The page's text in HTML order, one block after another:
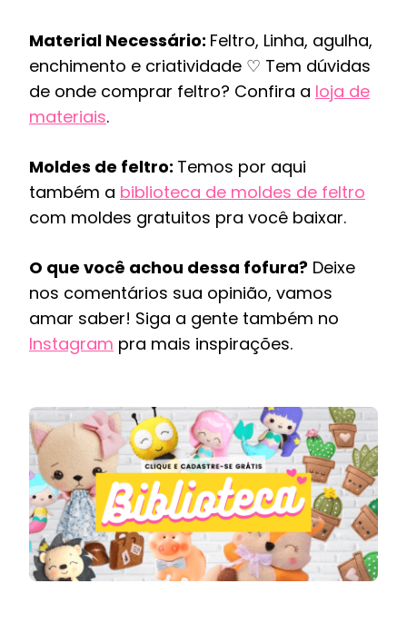
Material Necessário: Feltro, Linha, agulha,
enchimento e criatividade ♡ Tem dúvidas
de onde comprar feltro? Confira a loja de
materiais.
Moldes de feltro: Temos por aqui
também a biblioteca de moldes de feltro
com moldes gratuitos pra você baixar.
O que você achou dessa fofura? Deixe
nos comentários sua opinião, vamos
amar saber! Siga a gente também no
Instagram pra mais inspirações.